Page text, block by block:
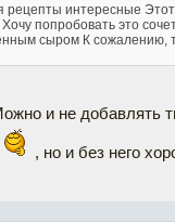
рецепты интересные
Хочу попробовать это
сыром К сожалению,
и не добавлять
, но и без него